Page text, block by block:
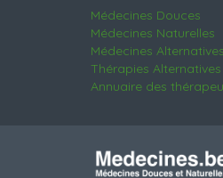
Médecines Douces
Médecines Naturelles
Médecines Alternatives
Thérapies Alternatives
Annuaire des